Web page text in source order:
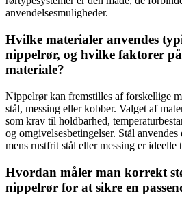
anvendelsesmuligheder.
Hvilke materialer anvendes
nippelrør, og hvilke faktorer
materiale?
Nippelrør kan fremstilles af forskellige
stål, messing eller kobber. Valget af
som krav til holdbarhed,
og omgivelsesbetingelser. Stål
mens rustfrit stål eller messing er ideelle
Hvordan måler man korrekt
nippelrør for at sikre en